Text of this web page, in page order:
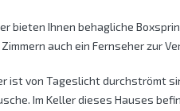
bieten Ihnen behagliche
auch ein Fernseher zur
ist von Tageslicht durchströmt
Im Keller dieses Hauses